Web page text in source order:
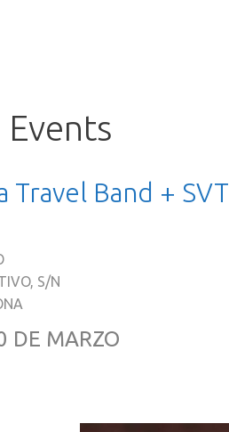
Events
Travel Band +
S/N
DE MARZO